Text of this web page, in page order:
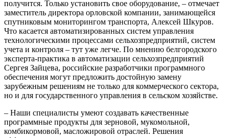
получится. Только установить свое оборудование, – отмечает
заместитель директора орловской компании, занимающейся
спутниковым мониторингом транспорта, Алексей Шкуров.
Что касается автоматизированных систем управления
технологическими процессами сельхозпредприятий, систем
учета и контроля – тут уже легче. По мнению белгородского
эксперта-практика в автоматизации сельхозпредприятий
Сергея Зайцева, российские разработчики программного
обеспечения могут предложить достойную замену
зарубежным решениям не только для коммерческого сектора,
но и для государственного управления в сельском хозяйстве.
– Наши специалисты умеют создавать качественные
программные продукты для зерновой, мукомольной,
комбикормовой, масложировой отраслей. Решения